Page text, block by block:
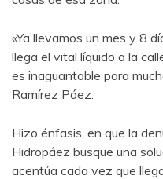
«Ya llevamos un mes y 8
llega el vital líquido a la
es inaguantable para
Ramírez Páez.
Hizo énfasis, en que la
Hidropáez busque una
acentúa cada vez que